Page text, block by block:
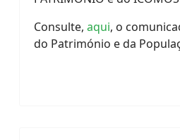
Consulte, aqui, o
do Património e da